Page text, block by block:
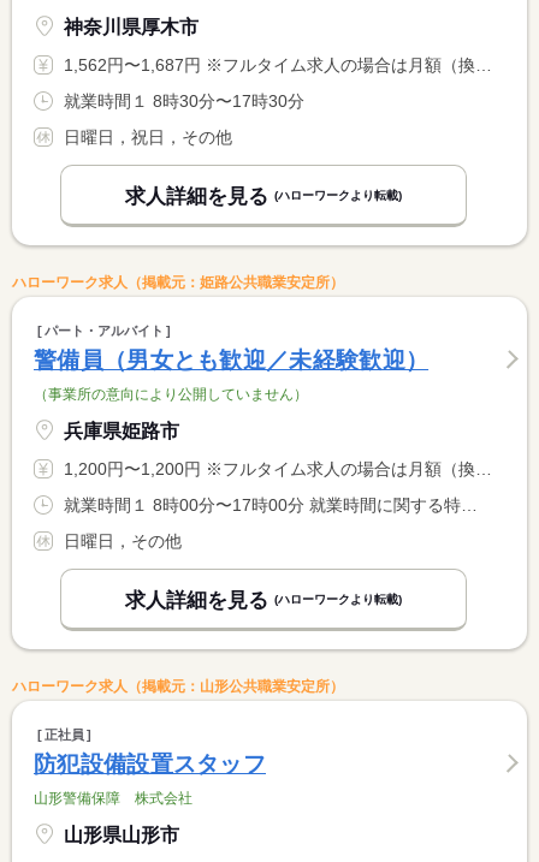
神奈川県厚木市
1,562円〜1,687円 ※フルタイム求人の場合は月額（換算額）、パート求人の場合は時間額を表示しています。
就業時間１ 8時30分〜17時30分
日曜日，祝日，その他
求人詳細を見る (ハローワークより転載)
ハローワーク求人（掲載元：姫路公共職業安定所）
パート・アルバイト
警備員（男女とも歓迎／未経験歓迎）
（事業所の意向により公開していません）
兵庫県姫路市
1,200円〜1,200円 ※フルタイム求人の場合は月額（換算額）、パート求人の場合は時間額を表示しています。
日曜日，その他
求人詳細を見る (ハローワークより転載)
ハローワーク求人（掲載元：山形公共職業安定所）
正社員
防犯設備設置スタッフ
山形警備保障 株式会社
山形県山形市